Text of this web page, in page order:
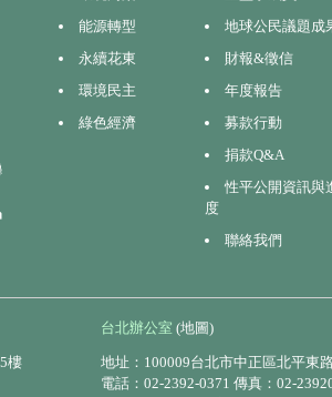
能源轉型
永續花東
環境民主
綠色經濟
地球公民議題成
財報&徵信
年度報告
募款行動
捐款Q&A
性平公開資訊與
度
聯絡我們
樓
台北辦公室 (地圖)
地址：100009台北市中正區北平東
電話：02-2392-0371 傳真：02-